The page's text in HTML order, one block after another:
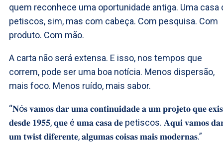
quem reconhece uma oportunidade antiga. Uma casa
petiscos, sim, mas com cabeça. Com pesquisa. Com
produto. Com mão.
A carta não será extensa. E isso, nos tempos que
correm, pode ser uma boa notícia. Menos dispersão,
mais foco. Menos ruído, mais sabor.
“𝐍ó𝐬 𝐯𝐚𝐦𝐨𝐬 𝐝𝐚𝐫 𝐮𝐦𝐚 𝐜𝐨𝐧𝐭𝐢𝐧𝐮𝐢𝐝𝐚𝐝𝐞 𝐚 𝐮𝐦 𝐩𝐫𝐨𝐣𝐞𝐭𝐨 𝐪𝐮𝐞
𝐝𝐞𝐬𝐝𝐞 𝟏𝟗𝟓𝟓, 𝐪𝐮𝐞 é 𝐮𝐦𝐚 𝐜𝐚𝐬𝐚 𝐝𝐞 petiscos. 𝐀𝐪𝐮𝐢 𝐯𝐚𝐦𝐨𝐬
𝐮𝐦 𝐭𝐰𝐢𝐬𝐭 𝐝𝐢𝐟𝐞𝐫𝐞𝐧𝐭𝐞, 𝐚𝐥𝐠𝐮𝐦𝐚𝐬 𝐜𝐨𝐢𝐬𝐚𝐬 𝐦𝐚𝐢𝐬 𝐦𝐨𝐝𝐞𝐫𝐧𝐚𝐬.”